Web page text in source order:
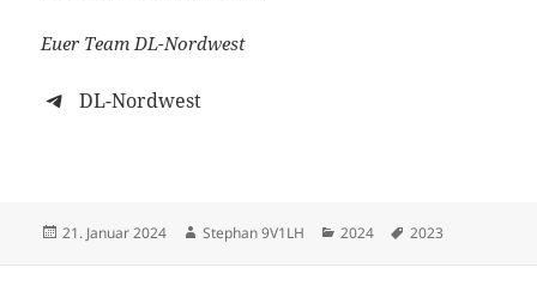
Euer Team DL-Nordwest
DL-Nordwest
Veröffentlicht
21. Januar 2024 Autor
Stephan 9V1LH Kategorien
2024 Schlagwörter
2023